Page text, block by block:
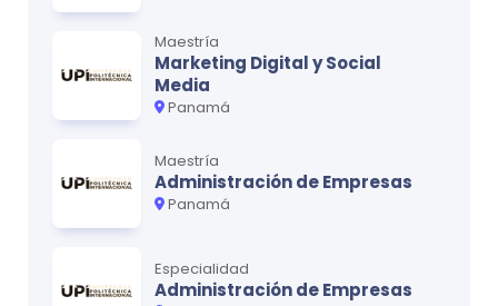
CRÉDITOS
Finanzas Internacionales
3
Maestría
Marketing Digital y Social
Media
Panamá
Maestría
Administración de Empresas
Panamá
Especialidad
Administración de Empresas